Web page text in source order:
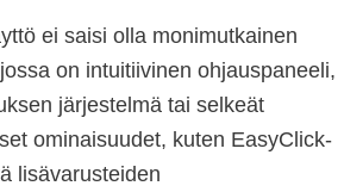
ei saisi olla monimutkainen
on intuitiivinen ohjauspaneeli,
järjestelmä tai selkeät
ominaisuudet, kuten EasyClick-
lisävarusteiden